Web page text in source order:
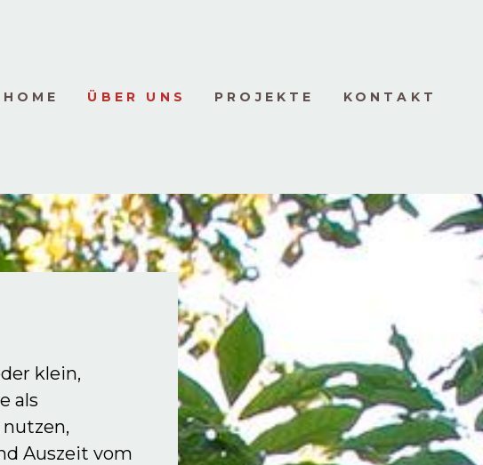
HOME ÜBER UNS PROJEKTE KONTAKT
klein,
als
Auszeit vom